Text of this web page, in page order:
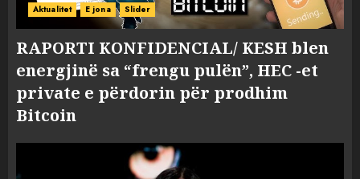
Aktualitet E jona Slider
RAPORTI KONFIDENCIAL/ KESH blen
energjinë sa “frengu pulën”, HEC -et
private e përdorin për prodhim
Bitcoin